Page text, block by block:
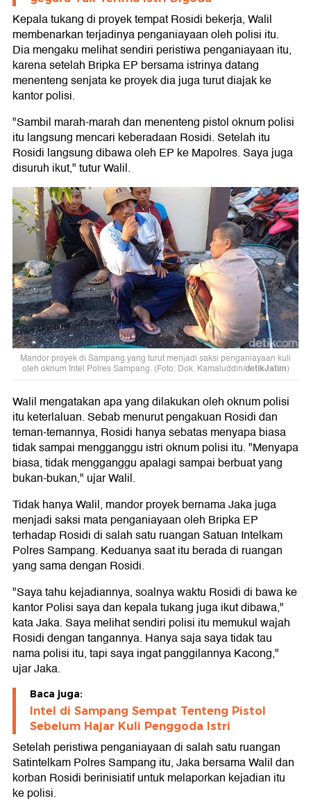
Kepala tukang di proyek tempat Rosidi bekerja, Walil
membenarkan terjadinya penganiayaan oleh polisi itu.
Dia mengaku melihat sendiri peristiwa penganiayaan itu,
karena setelah Bripka EP bersama istrinya datang
menenteng senjata ke proyek dia juga turut diajak ke
kantor polisi.
"Sambil marah-marah dan menenteng pistol oknum polisi
itu langsung mencari keberadaan Rosidi. Setelah itu
Rosidi langsung dibawa oleh EP ke Mapolres. Saya juga
disuruh ikut," tutur Walil.
Mandor proyek di Sampang yang turut menjadi saksi penganiayaan kuli
oleh oknum Intel Polres Sampang. (Foto: Dok. Kamaluddin/detikJatim)
Walil mengatakan apa yang dilakukan oleh oknum polisi
itu keterlaluan. Sebab menurut pengakuan Rosidi dan
teman-temannya, Rosidi hanya sebatas menyapa biasa
tidak sampai mengganggu istri oknum polisi itu. "Menyapa
biasa, tidak mengganggu apalagi sampai berbuat yang
bukan-bukan," ujar Walil.
Tidak hanya Walil, mandor proyek bernama Jaka juga
menjadi saksi mata penganiayaan oleh Bripka EP
terhadap Rosidi di salah satu ruangan Satuan Intelkam
Polres Sampang. Keduanya saat itu berada di ruangan
yang sama dengan Rosidi.
"Saya tahu kejadiannya, soalnya waktu Rosidi di bawa ke
kantor Polisi saya dan kepala tukang juga ikut dibawa,"
kata Jaka. Saya melihat sendiri polisi itu memukul wajah
Rosidi dengan tangannya. Hanya saja saya tidak tau
nama polisi itu, tapi saya ingat panggilannya Kacong,"
ujar Jaka.
Baca juga:
Intel di Sampang Sempat Tenteng Pistol
Sebelum Hajar Kuli Penggoda Istri
Setelah peristiwa penganiayaan di salah satu ruangan
Satintelkam Polres Sampang itu, Jaka bersama Walil dan
korban Rosidi berinisiatif untuk melaporkan kejadian itu
ke polisi.